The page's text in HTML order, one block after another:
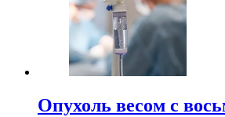
Опухоль весом с